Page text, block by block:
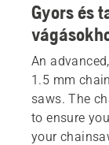
Gyors és
An
1.5 mm
saws. The
to ensure
your